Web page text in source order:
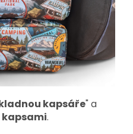
kapsáře" a
kapsami.